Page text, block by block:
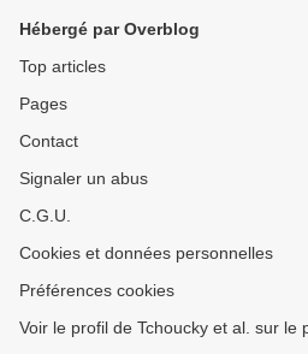
Hébergé par Overblog
Top articles
Pages
Contact
Signaler un abus
C.G.U.
Cookies et données personnelles
Préférences cookies
Voir le profil de Tchoucky et al. sur le